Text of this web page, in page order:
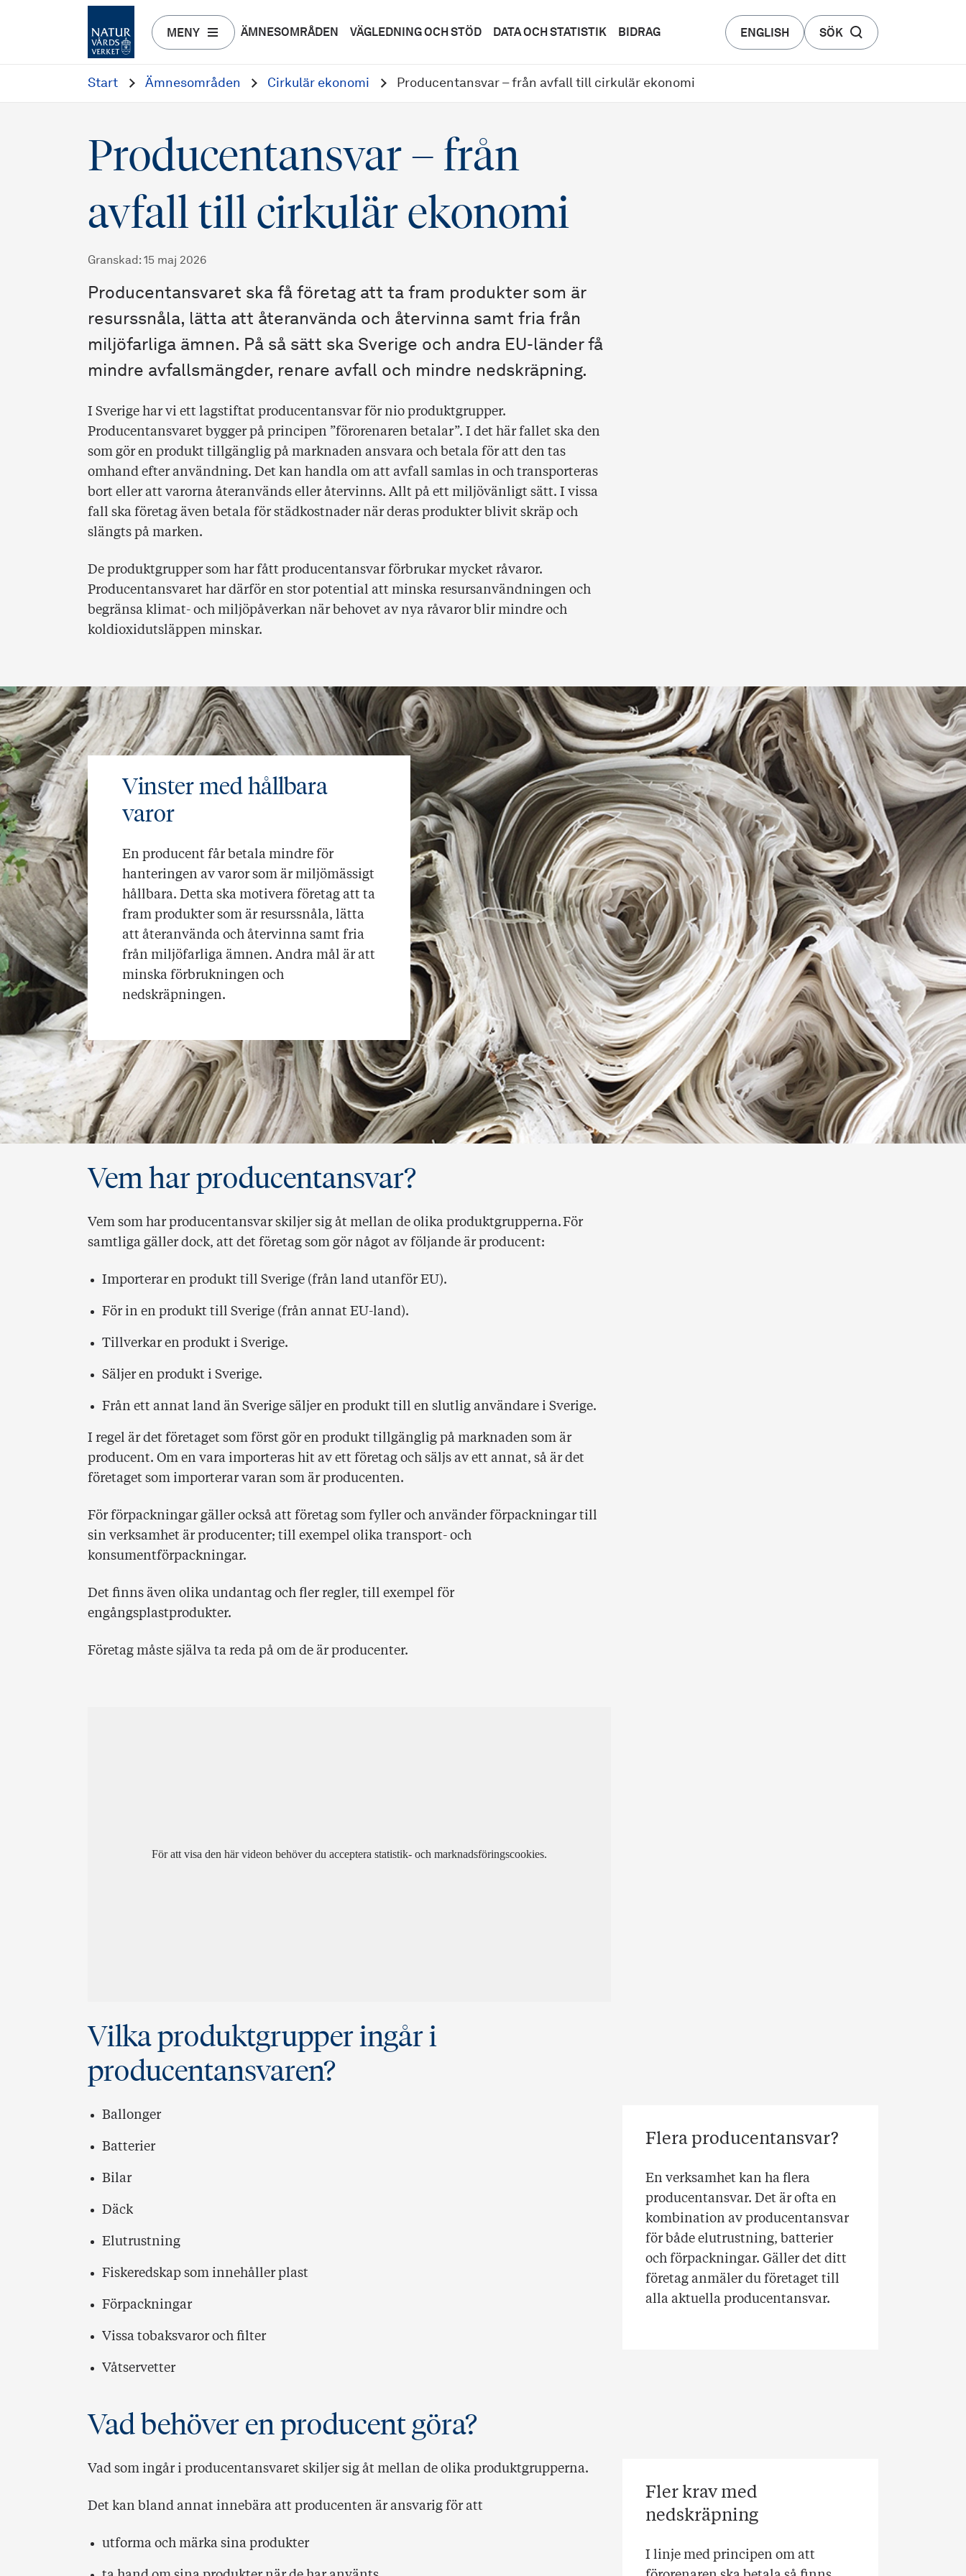
MENY ÄMNESOMRÅDEN VÄGLEDNING OCH STÖD DATA OCH STATISTIK BIDRAG ENGLISH SÖK
Start Ämnesområden Cirkulär ekonomi Producentansvar – från avfall till cirkulär ekonomi
Producentansvar – från
avfall till cirkulär ekonomi
Granskad : 15 maj 2026
Producentansvaret ska få företag att ta fram produkter som är
resurssnåla, lätta att återanvända och återvinna samt fria från
miljöfarliga ämnen. På så sätt ska Sverige och andra EU-länder få
mindre avfallsmängder, renare avfall och mindre nedskräpning.
I Sverige har vi ett lagstiftat producentansvar för nio produktgrupper.
Producentansvaret bygger på principen ”förorenaren betalar”. I det här fallet ska den
som gör en produkt tillgänglig på marknaden ansvara och betala för att den tas
omhand efter användning. Det kan handla om att avfall samlas in och transporteras
bort eller att varorna återanvänds eller återvinns. Allt på ett miljövänligt sätt. I vissa
fall ska företag även betala för städkostnader när deras produkter blivit skräp och
slängts på marken.
De produktgrupper som har fått producentansvar förbrukar mycket råvaror.
Producentansvaret har därför en stor potential att minska resursanvändningen och
begränsa klimat- och miljöpåverkan när behovet av nya råvaror blir mindre och
koldioxidutsläppen minskar.
Vinster med hållbara
varor
En producent får betala mindre för
hanteringen av varor som är miljömässigt
hållbara. Detta ska motivera företag att ta
fram produkter som är resurssnåla, lätta
att återanvända och återvinna samt fria
från miljöfarliga ämnen. Andra mål är att
minska förbrukningen och
nedskräpningen.
Vem har producentansvar?
Vem som har producentansvar skiljer sig åt mellan de olika produktgrupperna. För
samtliga gäller dock, att det företag som gör något av följande är producent:
Importerar en produkt till Sverige (från land utanför EU).
För in en produkt till Sverige (från annat EU-land).
Tillverkar en produkt i Sverige.
Säljer en produkt i Sverige.
Från ett annat land än Sverige säljer en produkt till en slutlig användare i Sverige.
I regel är det företaget som först gör en produkt tillgänglig på marknaden som är
producent. Om en vara importeras hit av ett företag och säljs av ett annat, så är det
företaget som importerar varan som är producenten.
För förpackningar gäller också att företag som fyller och använder förpackningar till
sin verksamhet är producenter; till exempel olika transport- och
konsumentförpackningar.
Det finns även olika undantag och fler regler, till exempel för
engångsplastprodukter.
Företag måste själva ta reda på om de är producenter.
För att visa den här videon behöver du acceptera statistik- och marknadsföringscookies.
Vilka produktgrupper ingår i
producentansvaren?
Ballonger
Batterier
Bilar
Däck
Elutrustning
Fiskeredskap som innehåller plast
Förpackningar
Vissa tobaksvaror och filter
Våtservetter
Flera producentansvar?
En verksamhet kan ha flera
producentansvar. Det är ofta en
kombination av producentansvar
för både elutrustning, batterier
och förpackningar. Gäller det ditt
företag anmäler du företaget till
alla aktuella producentansvar.
Vad behöver en producent göra?
Vad som ingår i producentansvaret skiljer sig åt mellan de olika produktgrupperna.
Det kan bland annat innebära att producenten är ansvarig för att
utforma och märka sina produkter
Fler krav med
nedskräpning
I linje med principen om att